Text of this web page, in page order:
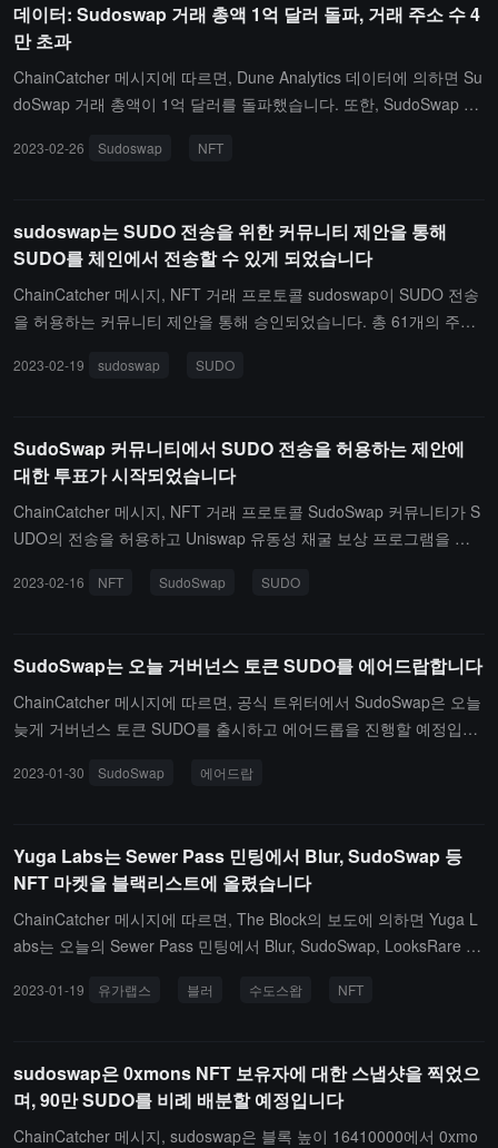
데이터: Sudoswap 거래 총액 1억 달러 돌파, 거래 주소 수 4
만 초과
ChainCatcher 메시지에 따르면, Dune Analytics 데이터에 의하면 Su
doSwap 거래 총액이 1억 달러를 돌파했습니다. 또한, SudoSwap 플
거래가 완료되었고, 거래에 참여한 주소 수는 41,562개에 이릅니다.
2023-02-26 Sudoswap NFT
sudoswap는 SUDO 전송을 위한 커뮤니티 제안을 통해
SUDO를 체인에서 전송할 수 있게 되었습니다
ChainCatcher 메시지, NFT 거래 프로토콜 sudoswap이 SUDO 전송
을 허용하는 커뮤니티 제안을 통해 승인되었습니다. 총 61개의 주소
에 달합니다. 현재 체인 상의 데이터에 따르면 SUDO는 전송 기능이
DO 찬성 수가 240만 개 이상이고 다수의 지지를 받은 제안은 실행될
수 있습니다.(출처 링크)
2023-02-19 sudoswap SUDO
SudoSwap 커뮤니티에서 SUDO 전송을 허용하는 제안에
대한 투표가 시작되었습니다
ChainCatcher 메시지, NFT 거래 프로토콜 SudoSwap 커뮤니티가 S
UDO의 전송을 허용하고 Uniswap 유동성 채굴 보상 프로그램을 시
니다. 이전에 SudoSwap은 1월 31일에 거버넌스 토큰 SUDO를 출시
2023-02-16 NFT SudoSwap SUDO
SudoSwap는 오늘 거버넌스 토큰 SUDO를 에어드랍합니다
ChainCatcher 메시지에 따르면, 공식 트위터에서 SudoSwap은 오늘
늦게 거버넌스 토큰 SUDO를 출시하고 에어드롭을 진행할 예정입니
버넌스 투표를 통해 활성화될 것입니다. XMON 보유자 외에도 초기
Sudoswap은 블록 높이 16410000에서 0xmons NFT 보유자에 대한
스냅샷을 진행했으며, 스냅샷 시 NFT를 보유한 주소는 비례적으로 S
UDO 토큰을 분배받게 됩니다. 총 90만 개(1.5%)가 분배됩니다. (출
처 링크)
2023-01-30 SudoSwap 에어드랍
Yuga Labs는 Sewer Pass 민팅에서 Blur, SudoSwap 등
NFT 마켓을 블랙리스트에 올렸습니다
ChainCatcher 메시지에 따르면, The Block의 보도에 의하면 Yuga L
abs는 오늘의 Sewer Pass 민팅에서 Blur, SudoSwap, LooksRare 및
른 NFT 마켓플레이스의 공통점은 모두 로열티를 강제하지 않는다는
2023-01-19 유가랩스 블러 수도스왑 NFT
sudoswap은 0xmons NFT 보유자에 대한 스냅샷을 찍었으
며, 90만 SUDO를 비례 배분할 예정입니다
ChainCatcher 메시지, sudoswap은 블록 높이 16410000에서 0xmo